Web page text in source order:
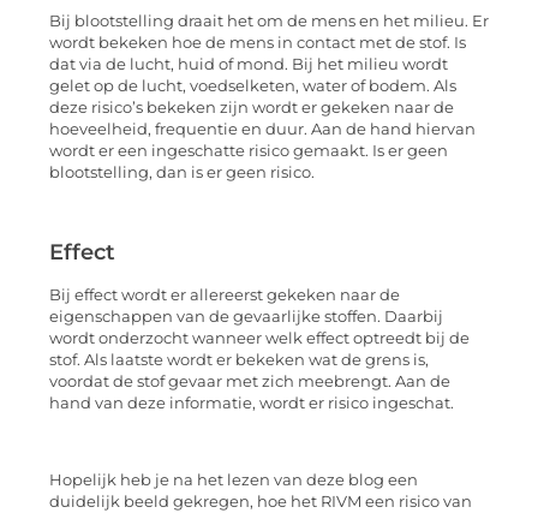
Bij blootstelling draait het om de mens en het milieu. Er
wordt bekeken hoe de mens in contact met de stof. Is
dat via de lucht, huid of mond. Bij het milieu wordt
gelet op de lucht, voedselketen, water of bodem. Als
deze risico’s bekeken zijn wordt er gekeken naar de
hoeveelheid, frequentie en duur. Aan de hand hiervan
wordt er een ingeschatte risico gemaakt. Is er geen
blootstelling, dan is er geen risico.
Effect
Bij effect wordt er allereerst gekeken naar de
eigenschappen van de gevaarlijke stoffen. Daarbij
wordt onderzocht wanneer welk effect optreedt bij de
stof. Als laatste wordt er bekeken wat de grens is,
voordat de stof gevaar met zich meebrengt. Aan de
hand van deze informatie, wordt er risico ingeschat.
Hopelijk heb je na het lezen van deze blog een
duidelijk beeld gekregen, hoe het RIVM een risico van